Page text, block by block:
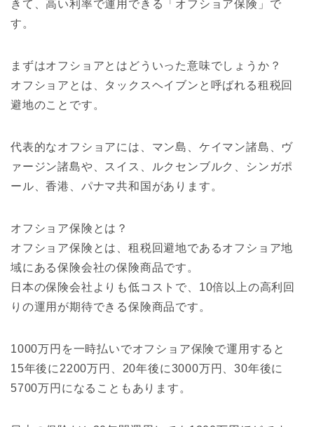
きて、高い利率で運用できる「オフショア保険」で
す。
まずはオフショアとはどういった意味でしょうか？
オフショアとは、タックスヘイブンと呼ばれる租税回
避地のことです。
代表的なオフショアには、マン島、ケイマン諸島、ヴ
ァージン諸島や、スイス、ルクセンブルク、シンガポ
ール、香港、パナマ共和国があります。
オフショア保険とは？
オフショア保険とは、租税回避地であるオフショア地
域にある保険会社の保険商品です。
日本の保険会社よりも低コストで、10倍以上の高利回
りの運用が期待できる保険商品です。
1000万円を一時払いでオフショア保険で運用すると
15年後に2200万円、20年後に3000万円、30年後に
5700万円になることもあります。